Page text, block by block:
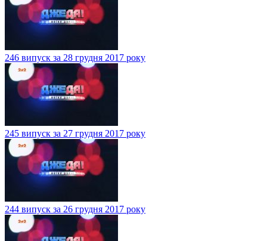
246 випуск за 28 грудня 2017 року
245 випуск за 27 грудня 2017 року
244 випуск за 26 грудня 2017 року